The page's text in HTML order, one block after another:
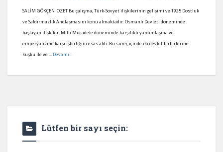
SALİM GÖKÇEN ÖZET Bu çalışma, Türk-Sovyet ilişkilerinin gelişimi ve 1925 Dostluk
ve Saldırmazlık Andlaşmasını konu almaktadır. Osmanlı Devleti döneminde
başlayan ilişkiler, Milli Mücadele döneminde karşılıklı yardımlaşma ve
emperyalizme karşı işbirliğini esas aldı. Bu süreç içinde iki devlet birbirlerine
kuşku ile ve ... Devamı...
Lütfen bir sayı seçin: